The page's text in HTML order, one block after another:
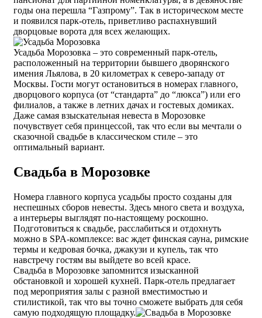
годы она перешла “Газпрому”. Так в историческом месте
и появился парк-отель, приветливо распахнувший
дворцовые ворота для всех желающих.
Усадьба Морозовка – это современный парк-отель,
расположенный на территории бывшего дворянского
имения Льялова, в 20 километрах к северо-западу от
Москвы. Гости могут остановиться в номерах главного,
дворцового корпуса (от “стандарта” до “люкса”) или его
филиалов, а также в летних дачах и гостевых домиках.
Даже самая взыскательная невеста в Морозовке
почувствует себя принцессой, так что если вы мечтали о
сказочной свадьбе в классическом стиле – это
оптимальный вариант.
Свадьба в Морозовке
Номера главного корпуса усадьбы просто созданы для
неспешных сборов невесты. Здесь много света и воздуха,
а интерьеры выглядят по-настоящему роскошно.
Подготовиться к свадьбе, расслабиться и отдохнуть
можно в SPA-комплексе: вас ждет финская сауна, римские
термы и кедровая бочка, джакузи и купель, так что
навстречу гостям вы выйдете во всей красе.
Свадьба в Морозовке запомнится изысканной
обстановкой и хорошей кухней. Парк-отель предлагает
под мероприятия залы с разной вместимостью и
стилистикой, так что вы точно сможете выбрать для себя
самую подходящую площадку.